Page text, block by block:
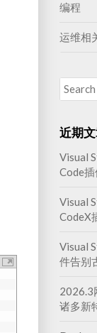
编程
运维相
Search
for:
近期
Visual
Code
Visual
CodeX
Visual
件告别
2026.3
诸多新